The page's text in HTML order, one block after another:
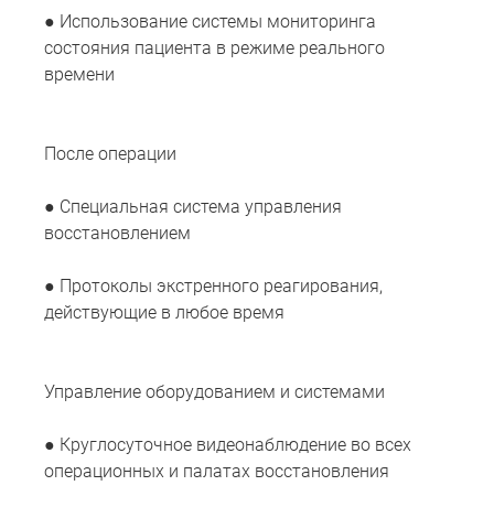
● Использование системы мониторинга
состояния пациента в режиме реального
времени
После операции
● Специальная система управления
восстановлением
● Протоколы экстренного реагирования,
действующие в любое время
Управление оборудованием и системами
● Круглосуточное видеонаблюдение во всех
операционных и палатах восстановления